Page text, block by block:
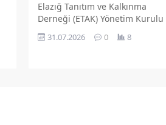
Elazığ Tanıtım ve Kalkınma
Derneği (ETAK) Yönetim Kurulu
Başkanı Kıvanç Beyarslan,
Malatya Ziraat Odası Başkanı
31.07.2026 0 8